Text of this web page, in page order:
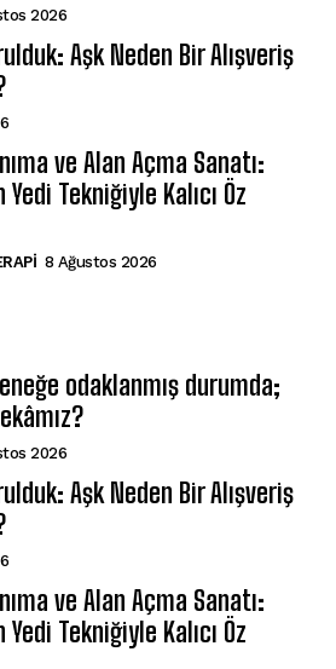
2026
Aşk Neden Bir Alışveriş
ve Alan Açma Sanatı:
Tekniğiyle Kalıcı Öz
8 Ağustos 2026
odaklanmış durumda;
2026
Aşk Neden Bir Alışveriş
ve Alan Açma Sanatı:
Tekniğiyle Kalıcı Öz